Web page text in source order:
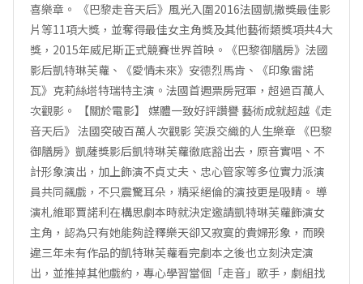
喜樂章。 《巴黎走音天后》風光入圍2016法國凱撒獎最佳影
片等11項大獎，並奪得最佳女主角獎及其他藝術類獎項共4大
獎，2015年威尼斯正式競賽世界首映。《巴黎御膳房》法國
影后凱特琳芙蘿、《愛情未來》安德烈馬肯、《印象雷諾
瓦》克莉絲塔特瑞特主演。法國首週票房冠軍，超過百萬人
次觀影。 【關於電影】 媒體一致好評讚譽 藝術成就超越《走
音天后》 法國突破百萬人次觀影 笑淚交織的人生樂章 《巴黎
御膳房》凱薩獎影后凱特琳芙蘿徹底豁出去，原音實唱、不
計形象演出，加上飾演不貞丈夫、忠心管家等多位實力派演
員共同飆戲，不只震驚耳朵，精采絕倫的演技更是吸睛。 導
演札維耶賈諾利在構思劇本時就決定邀請凱特琳芙蘿飾演女
主角，認為只有她能夠詮釋樂天卻又寂寞的貴婦形象，而睽
違三年未有作品的凱特琳芙蘿看完劇本之後也立刻決定演
出，並推掉其他戲約，專心學習當個「走音」歌手，劇組找